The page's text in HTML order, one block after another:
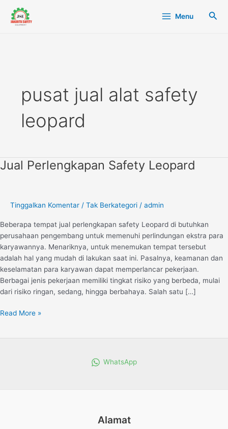
konten
Menu Cari
pusat jual alat safety
leopard
Jual Perlengkapan Safety Leopard
Tinggalkan Komentar / Tak Berkategori / admin
Beberapa tempat jual perlengkapan safety Leopard di butuhkan
perusahaan pengembang untuk memenuhi perlindungan ekstra para
karyawannya. Menariknya, untuk menemukan tempat tersebut
adalah hal yang mudah di lakukan saat ini. Pasalnya, keamanan dan
keselamatan para karyawan dapat memperlancar pekerjaan.
Berbagai jenis pekerjaan memiliki tingkat risiko yang berbeda, mulai
dari risiko ringan, sedang, hingga berbahaya. Salah satu […]
Jual
Read More »
WhatsApp
Alamat